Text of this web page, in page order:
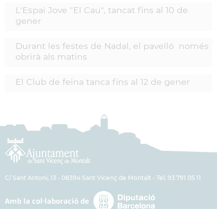
L'Espai Jove "El Cau", tancat fins al 10 de
gener
Durant les festes de Nadal, el pavelló només
obrirà als matins
El Club de feina tanca fins al 12 de gener
C/ Sant Antoni, 13 - 08394 Sant Vicenç de Montalt - Tel. 93 791 05 11